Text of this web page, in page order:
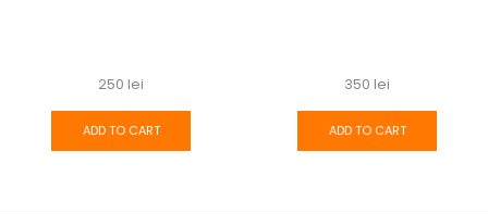
250 lei
ADD TO CART
350 lei
ADD TO CART